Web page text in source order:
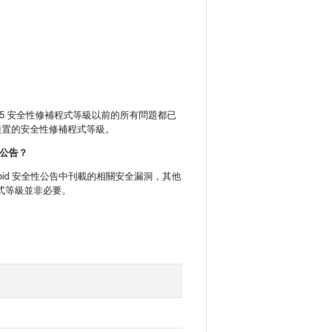
全性修補程式等級以前的所有問題都已
的安全性修補程式等級。
告？
安全性公告中刊載的相關安全漏洞，其他
級並非必要。